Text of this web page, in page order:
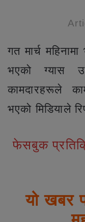
गत मार्च
भएको ग्यास
कामदारहरूले
भएको मिडियाले
फेसबुक
यो खबर